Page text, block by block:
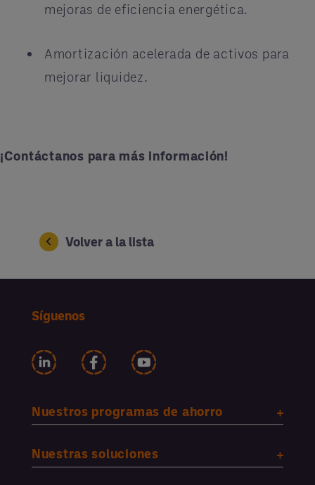
mejoras de eficiencia energética.
Amortización acelerada de activos para
mejorar liquidez.
¡Contáctanos para más información!
Volver a la lista
Síguenos
Nuestros programas de ahorro
Nuestras soluciones